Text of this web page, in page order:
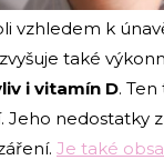
vzhledem k
také
i vitamín D.
Jeho nedostatky
Je také